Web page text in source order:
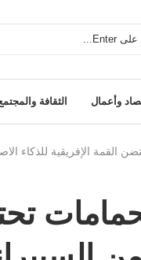
وأعمال الثقافة
القمة الإفريقية للذكاء